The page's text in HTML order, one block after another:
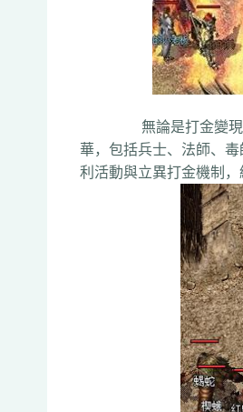
無論是打金變現、懷
華，包括兵士、法師
利活動與立異打金機制